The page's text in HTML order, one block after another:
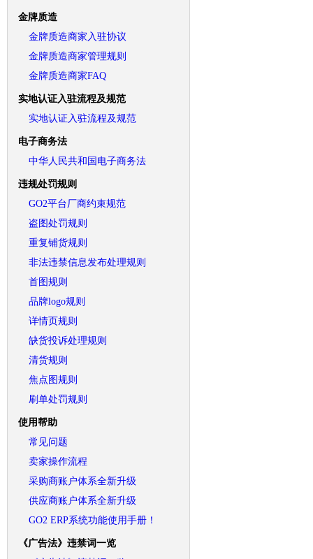
金牌质造
金牌质造商家入驻协议
金牌质造商家管理规则
金牌质造商家FAQ
实地认证入驻流程及规范
实地认证入驻流程及规范
电子商务法
中华人民共和国电子商务法
违规处罚规则
GO2平台厂商约束规范
盗图处罚规则
重复铺货规则
非法违禁信息发布处理规则
首图规则
品牌logo规则
详情页规则
缺货投诉处理规则
清货规则
焦点图规则
刷单处罚规则
使用帮助
常见问题
卖家操作流程
采购商账户体系全新升级
供应商账户体系全新升级
GO2 ERP系统功能使用手册！
《广告法》违禁词一览